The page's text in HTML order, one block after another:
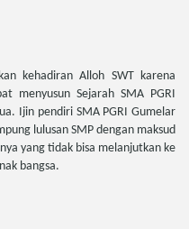
kehadiran Alloh SWT karena
menyusun Sejarah SMA PGRI
Ijin pendiri SMA PGRI Gumelar
lulusan SMP dengan maksud
yang tidak bisa melanjutkan ke
bangsa.